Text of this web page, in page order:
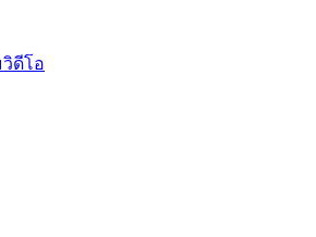
วิดีโอ